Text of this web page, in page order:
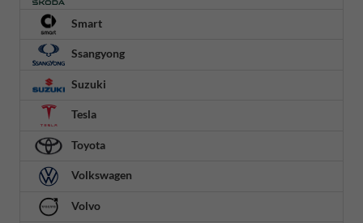
Smart
Ssangyong
Suzuki
Tesla
Toyota
Volkswagen
Volvo